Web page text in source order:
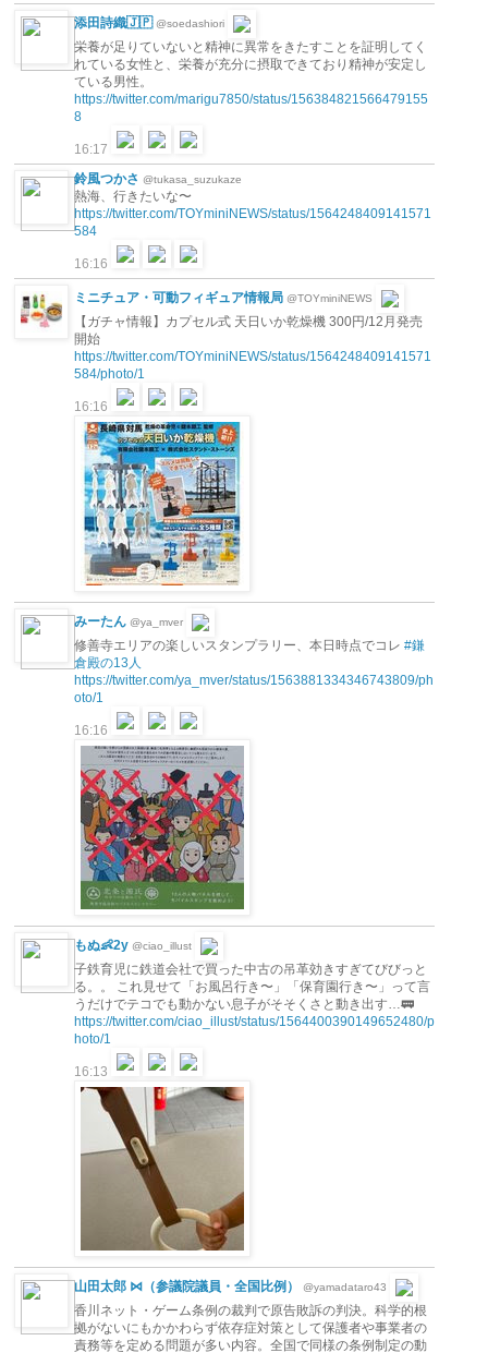
添田詩織🇯🇵 @soedashiori
栄養が足りていないと精神に異常をきたすことを証明してく
れている女性と、栄養が充分に摂取できており精神が安定し
ている男性。
https://twitter.com/marigu7850/status/156384821566479155
8
16:17
鈴風つかさ @tukasa_suzukaze
熱海、行きたいな〜
https://twitter.com/TOYminiNEWS/status/1564248409141571
584
16:16
ミニチュア・可動フィギュア情報局 @TOYminiNEWS
【ガチャ情報】カプセル式 天日いか乾燥機 300円/12月発売
開始
https://twitter.com/TOYminiNEWS/status/1564248409141571
584/photo/1
16:16
みーたん @ya_mver
修善寺エリアの楽しいスタンプラリー、本日時点でコレ #鎌
倉殿の13人
https://twitter.com/ya_mver/status/1563881334346743809/ph
oto/1
16:16
もぬ👶2y @ciao_illust
子鉄育児に鉄道会社で買った中古の吊革効きすぎてびびっと
る。。 これ見せて「お風呂行き〜」「保育園行き〜」って言
うだけでテコでも動かない息子がそそくさと動き出す…🚃
https://twitter.com/ciao_illust/status/1564400390149652480/p
hoto/1
16:13
山田太郎 ⋈（参議院議員・全国比例） @yamadataro43
香川ネット・ゲーム条例の裁判で原告敗訴の判決。科学的根
拠がないにもかかわらず依存症対策として保護者や事業者の
責務等を定める問題が多い内容。全国で同様の条例制定の動